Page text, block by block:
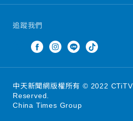
追蹤我們
中天新聞網版權所有 © 2022
Reserved.
China Times Group